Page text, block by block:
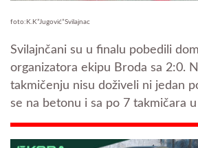
foto:K.K”Jugović”Svilajnac
Svilajnčani su u finalu pobedili
organizatora ekipu Broda sa 2:0.
takmičenju nisu doživeli ni jedan
se na betonu i sa po 7 takmičara